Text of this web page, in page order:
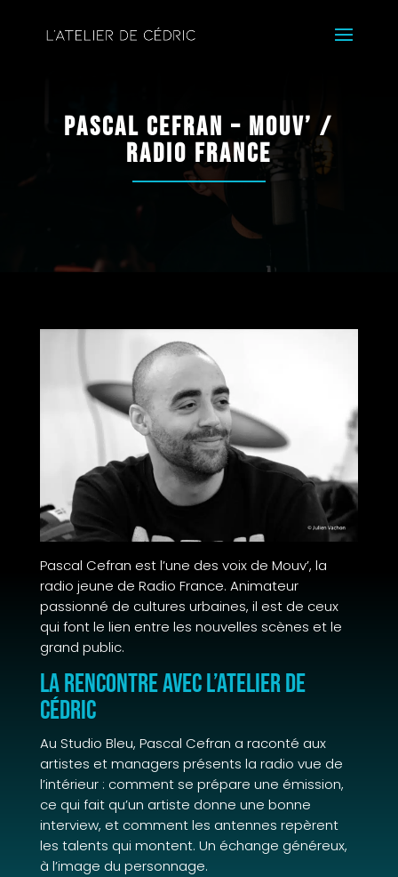
Pascal Cefran – Mouv’ /
Radio France
Pascal Cefran est l’une des voix de Mouv’, la
radio jeune de Radio France. Animateur
passionné de cultures urbaines, il est de ceux
qui font le lien entre les nouvelles scènes et le
grand public.
La rencontre avec L’Atelier de
Cédric
Au Studio Bleu, Pascal Cefran a raconté aux
artistes et managers présents la radio vue de
l’intérieur : comment se prépare une émission,
ce qui fait qu’un artiste donne une bonne
interview, et comment les antennes repèrent
les talents qui montent. Un échange généreux,
à l’image du personnage.